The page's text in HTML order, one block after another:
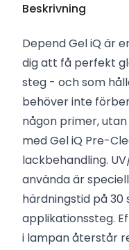
Beskrivning
Depend Gel iQ är
dig att få perfekt
steg - och som
behöver inte
någon primer,
med Gel iQ Pre-
lackbehandling.
använda är
härdningstid på 30
applikationssteg.
i lampan återstår